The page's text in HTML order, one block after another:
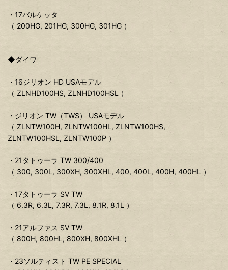
・17バルケッタ
（ 200HG, 201HG, 300HG, 301HG ）
◆ダイワ
・16ジリオン HD USAモデル
（ ZLNHD100HS, ZLNHD100HSL ）
・ジリオン TW（TWS） USAモデル
（ ZLNTW100H, ZLNTW100HL, ZLNTW100HS,
ZLNTW100HSL, ZLNTW100P ）
・21タトゥーラ TW 300/400
（ 300, 300L, 300XH, 300XHL, 400, 400L, 400H, 400HL ）
・17タトゥーラ SV TW
（ 6.3R, 6.3L, 7.3R, 7.3L, 8.1R, 8.1L ）
・21アルファス SV TW
（ 800H, 800HL, 800XH, 800XHL ）
・23ソルティスト TW PE SPECIAL